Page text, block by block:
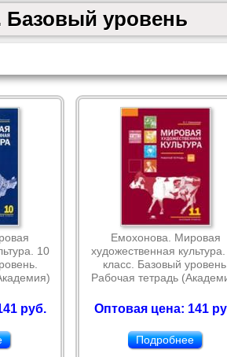
уровень
10
руб.
Емохонова. Мировая
художественная культура.
класс. Базовый уровень.
Рабочая тетрадь
Оптовая цена: 141
Подробнее